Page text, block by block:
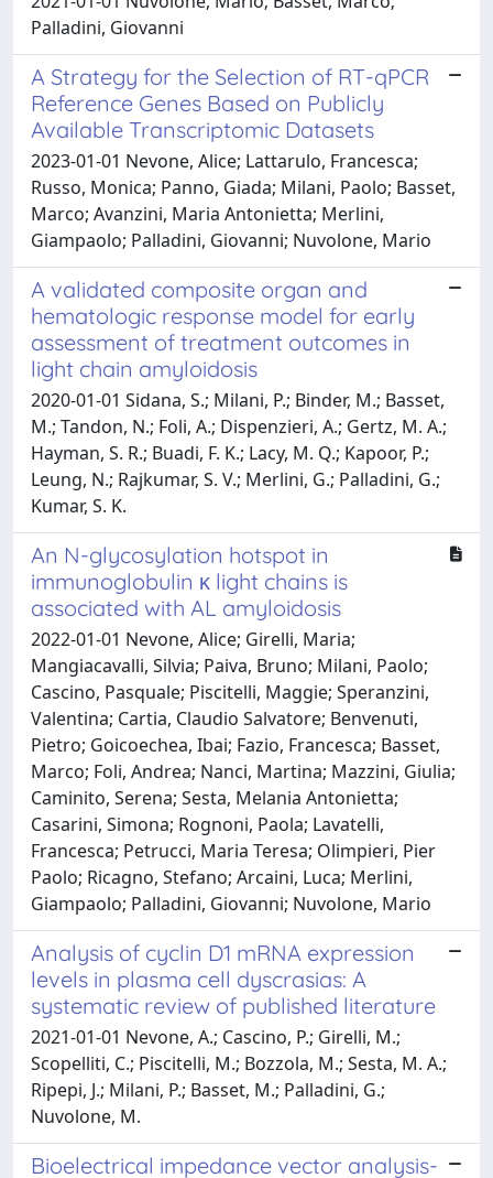
Palladini, Giovanni
A Strategy for the Selection of RT-qPCR
Reference Genes Based on Publicly
Available Transcriptomic Datasets
2023-01-01 Nevone, Alice; Lattarulo, Francesca;
Russo, Monica; Panno, Giada; Milani, Paolo; Basset,
Marco; Avanzini, Maria Antonietta; Merlini,
Giampaolo; Palladini, Giovanni; Nuvolone, Mario
A validated composite organ and
hematologic response model for early
assessment of treatment outcomes in
light chain amyloidosis
2020-01-01 Sidana, S.; Milani, P.; Binder, M.; Basset,
M.; Tandon, N.; Foli, A.; Dispenzieri, A.; Gertz, M. A.;
Hayman, S. R.; Buadi, F. K.; Lacy, M. Q.; Kapoor, P.;
Leung, N.; Rajkumar, S. V.; Merlini, G.; Palladini, G.;
Kumar, S. K.
An N-glycosylation hotspot in
immunoglobulin κ light chains is
associated with AL amyloidosis
2022-01-01 Nevone, Alice; Girelli, Maria;
Mangiacavalli, Silvia; Paiva, Bruno; Milani, Paolo;
Cascino, Pasquale; Piscitelli, Maggie; Speranzini,
Valentina; Cartia, Claudio Salvatore; Benvenuti,
Pietro; Goicoechea, Ibai; Fazio, Francesca; Basset,
Marco; Foli, Andrea; Nanci, Martina; Mazzini, Giulia;
Caminito, Serena; Sesta, Melania Antonietta;
Casarini, Simona; Rognoni, Paola; Lavatelli,
Francesca; Petrucci, Maria Teresa; Olimpieri, Pier
Paolo; Ricagno, Stefano; Arcaini, Luca; Merlini,
Giampaolo; Palladini, Giovanni; Nuvolone, Mario
Analysis of cyclin D1 mRNA expression
levels in plasma cell dyscrasias: A
systematic review of published literature
2021-01-01 Nevone, A.; Cascino, P.; Girelli, M.;
Scopelliti, C.; Piscitelli, M.; Bozzola, M.; Sesta, M. A.;
Ripepi, J.; Milani, P.; Basset, M.; Palladini, G.;
Nuvolone, M.
Bioelectrical impedance vector analysis-